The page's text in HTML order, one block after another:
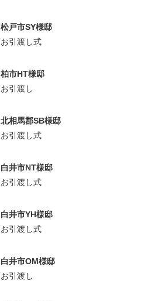
松戸市SY様邸
お引渡し式
柏市HT様邸
お引渡し
北相馬郡SB様邸
お引渡し式
白井市NT様邸
お引渡し式
白井市YH様邸
お引渡し式
白井市OM様邸
お引渡し